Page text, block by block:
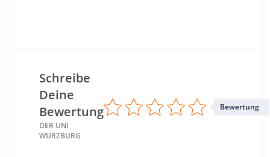
Schreibe
Deine
Bewertung
DER UNI
WÜRZBURG
Bewertung